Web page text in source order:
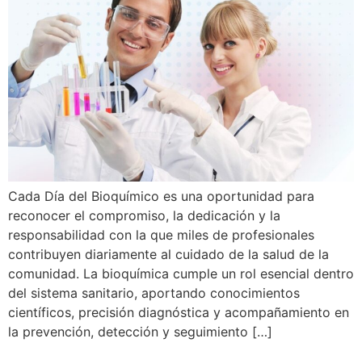
Cada Día del Bioquímico es una oportunidad para
reconocer el compromiso, la dedicación y la
responsabilidad con la que miles de profesionales
contribuyen diariamente al cuidado de la salud de la
comunidad. La bioquímica cumple un rol esencial dentro
del sistema sanitario, aportando conocimientos
científicos, precisión diagnóstica y acompañamiento en
la prevención, detección y seguimiento […]